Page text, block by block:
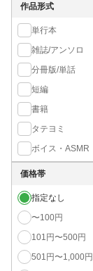
作品形式
単行本
雑誌/アンソロ
分冊版/単話
短編
書籍
タテヨミ
ボイス・ASMR
価格帯
指定なし
〜100円
101円〜500円
501円〜1,000円